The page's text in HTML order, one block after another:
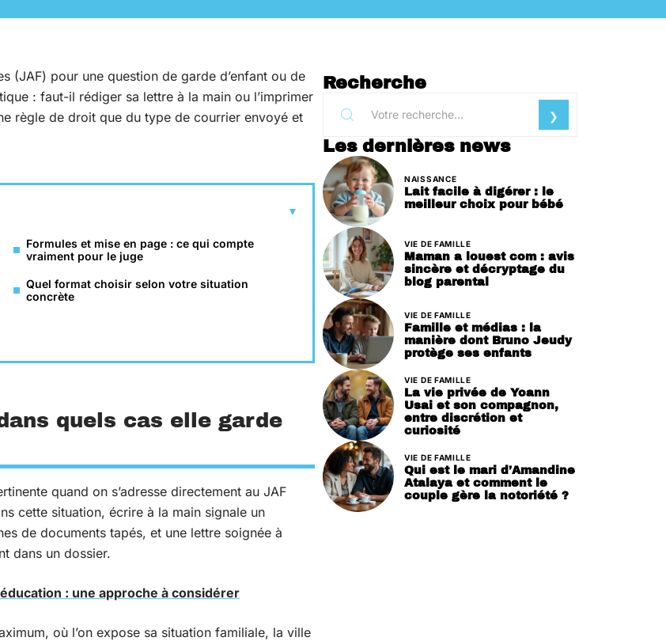
(JAF) pour une question de garde d’enfant ou de
: faut-il rédiger sa lettre à la main ou l’imprimer
règle de droit que du type de courrier envoyé et
Formules et mise en page : ce qui compte
vraiment pour le juge
Quel format choisir selon votre situation
concrète
quels cas elle garde
quand on s’adresse directement au JAF
cette situation, écrire à la main signale un
de documents tapés, et une lettre soignée à
dans un dossier.
: une approche à considérer
où l’on expose sa situation familiale, la ville
Recherche
Les dernières news
NAISSANCE
Lait facile à digérer : le
meilleur choix pour bébé
VIE DE FAMILLE
Maman a louest com : avis
sincère et décryptage du
blog parental
VIE DE FAMILLE
Famille et médias : la
manière dont Bruno Jeudy
protège ses enfants
VIE DE FAMILLE
La vie privée de Yoann
Usai et son compagnon,
entre discrétion et
curiosité
VIE DE FAMILLE
Qui est le mari d’Amandine
Atalaya et comment le
couple gère la notoriété ?